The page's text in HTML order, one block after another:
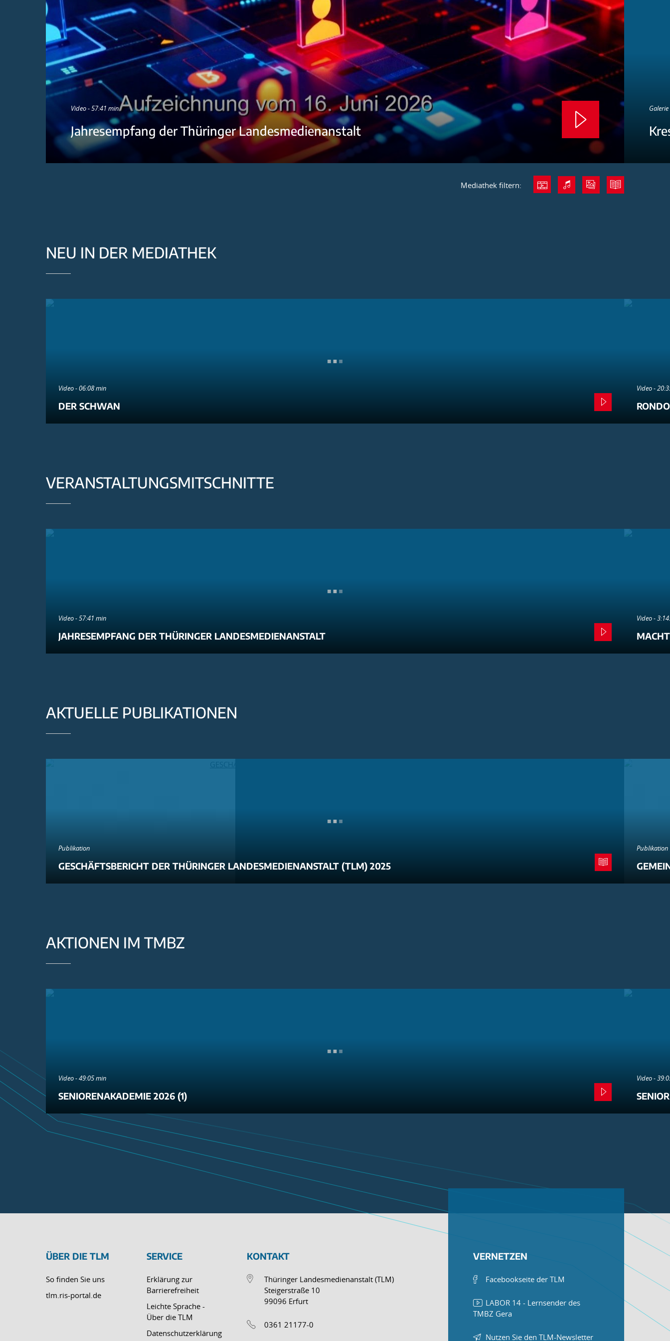
Video - 57:41 min
Jahresempfang der Thüringer Landesmedienanstalt
Mediathek filtern:
NEU IN DER MEDIATHEK
Video - 06:08 min
DER SCHWAN
Video -
VERANSTALTUNGSMITSCHNITTE
Video - 57:41 min
JAHRESEMPFANG DER THÜRINGER LANDESMEDIENANSTALT
Video -
AKTUELLE PUBLIKATIONEN
Publikation
GESCHÄFTSBERICHT DER THÜRINGER LANDESMEDIENANSTALT (TLM) 2025
Publikation
AKTIONEN IM TMBZ
Video - 49:05 min
SENIORENAKADEMIE 2026 (1)
Video -
ÜBER DIE TLM
So finden Sie uns
tlm.ris-portal.de
SERVICE
Erklärung zur
Barrierefreiheit
Leichte Sprache -
Über die TLM
Datenschutzerklärung
KONTAKT
Thüringer Landesmedienanstalt (TLM)
Steigerstraße 10
99096 Erfurt
0361 21177-0
VERNETZEN
Facebookseite der TLM
LABOR 14 - Lernsender des
TMBZ Gera
Nutzen Sie den TLM-Newsletter